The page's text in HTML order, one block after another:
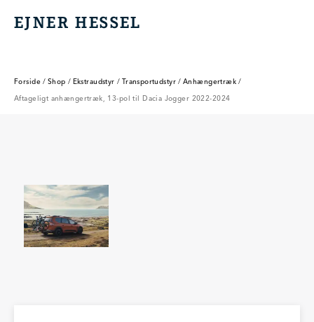
EJNER HESSEL
EJNER HESSEL
Forside / Shop / Ekstraudstyr / Transportudstyr / Anhængertræk /
Aftageligt anhængertræk, 13-pol til Dacia Jogger 2022-2024